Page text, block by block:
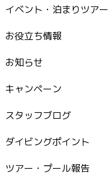
イベント・泊まりツアー
お役立ち情報
お知らせ
キャンペーン
スタッフブログ
ダイビングポイント
ツアー・プール報告